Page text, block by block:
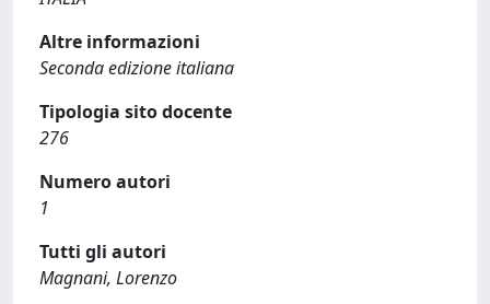
Altre informazioni
Seconda edizione italiana
Tipologia sito docente
276
Numero autori
1
Tutti gli autori
Magnani, Lorenzo